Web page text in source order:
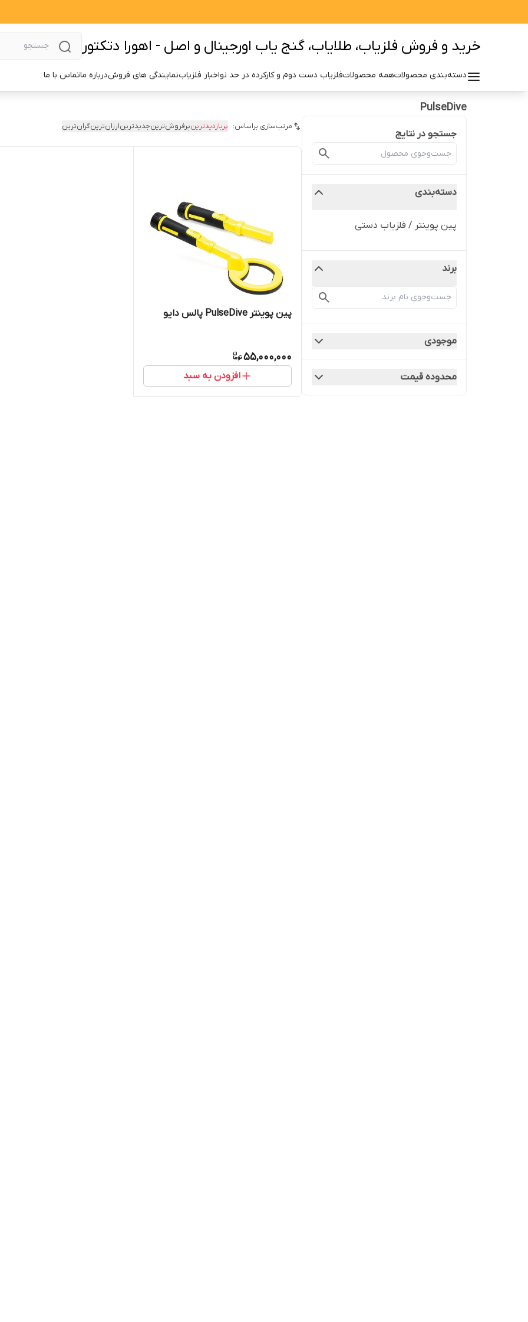
خرید و فروش فلزیاب، طلایاب، گنج یاب اورجینال و اصل - اهورا دتکتور
دسته‌بندی محصولاتهمه محصولاتفلزیاب دست دوم و کارکرده در حد نواخبار فلزیابنمایندگی های فروشدرباره ماتماس با ما
PulseDive
جستجو در نتایج
دسته‌بندی
پین پوینتر / فلزیاب دستی
برند
موجودی
محدوده قیمت
مرتب‌سازی براساس: پربازدیدترینپرفروش‌ترینجدیدترینارزان‌ترینگران‌ترین
پین پوینتر PulseDive پالس دایو
55,000,000
افزودن به سبد